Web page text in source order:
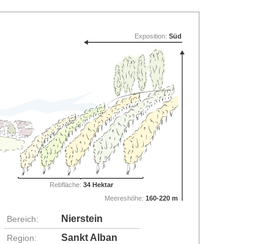
Rebfläche: 34 Hektar
Meereshöhe:160-220 m
Exposition:Süd
Bereich: Nierstein
Region: Sankt Alban